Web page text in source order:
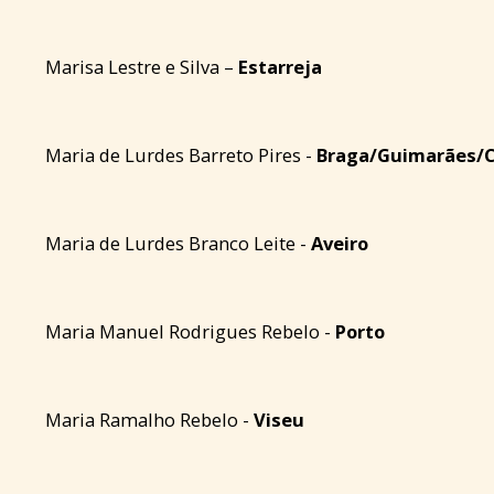
Marisa Lestre e Silva – Estarreja
Maria de Lurdes Barreto Pires - Braga/Guimarães/
Maria de Lurdes Branco Leite - Aveiro
Maria Manuel Rodrigues Rebelo - Porto
Maria Ramalho Rebelo - Viseu